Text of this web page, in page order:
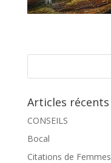
Articles récents
CONSEILS
Bocal
Citations de Femmes